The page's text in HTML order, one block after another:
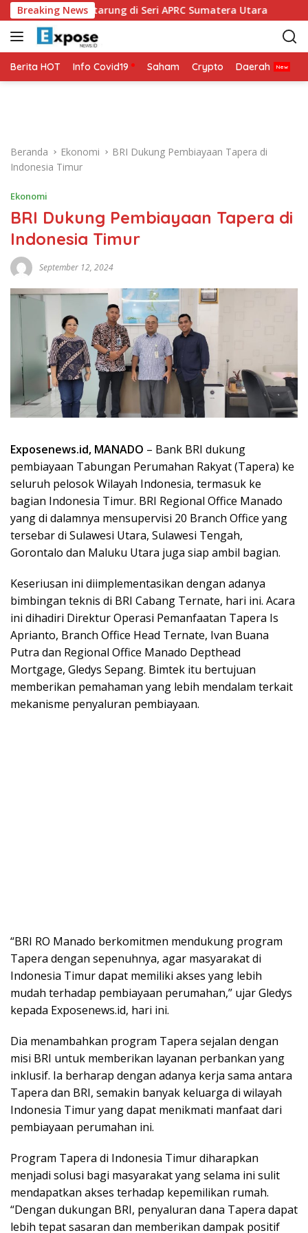
a
g
u
Breaking News
Siap Bertarung di Seri APRC Sumatera Utara
Berita HOT Info Covid19 Saham Crypto Daerah
Beranda Ekonomi
BRI Dukung Pembiayaan Tapera di
Indonesia Timur
Ekonomi
BRI Dukung Pembiayaan Tapera di
Indonesia Timur
September 12, 2024
Exposenews.id, MANADO – Bank BRI dukung
pembiayaan Tabungan Perumahan Rakyat (Tapera) ke
seluruh pelosok Wilayah Indonesia, termasuk ke
bagian Indonesia Timur. BRI Regional Office Manado
yang di dalamnya mensupervisi 20 Branch Office yang
tersebar di Sulawesi Utara, Sulawesi Tengah,
Gorontalo dan Maluku Utara juga siap ambil bagian.
Keseriusan ini diimplementasikan dengan adanya
bimbingan teknis di BRI Cabang Ternate, hari ini. Acara
ini dihadiri Direktur Operasi Pemanfaatan Tapera Is
Aprianto, Branch Office Head Ternate, Ivan Buana
Putra dan Regional Office Manado Depthead
Mortgage, Gledys Sepang. Bimtek itu bertujuan
memberikan pemahaman yang lebih mendalam terkait
mekanisme penyaluran pembiayaan.
“BRI RO Manado berkomitmen mendukung program
Tapera dengan sepenuhnya, agar masyarakat di
Indonesia Timur dapat memiliki akses yang lebih
mudah terhadap pembiayaan perumahan,” ujar Gledys
kepada Exposenews.id, hari ini.
Dia menambahkan program Tapera sejalan dengan
misi BRI untuk memberikan layanan perbankan yang
inklusif. Ia berharap dengan adanya kerja sama antara
Tapera dan BRI, semakin banyak keluarga di wilayah
Indonesia Timur yang dapat menikmati manfaat dari
pembiayaan perumahan ini.
Program Tapera di Indonesia Timur diharapkan
menjadi solusi bagi masyarakat yang selama ini sulit
mendapatkan akses terhadap kepemilikan rumah.
“Dengan dukungan BRI, penyaluran dana Tapera dapat
lebih tepat sasaran dan memberikan dampak positif